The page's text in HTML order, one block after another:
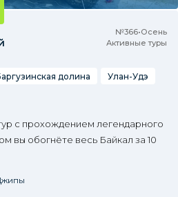
№366•Осень
Активные туры
долина
Улан-Удэ
с прохождением легендарного
вы обогнёте весь Байкал за 10